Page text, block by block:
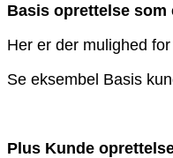
Basis oprettelse som
Her er der mulighed
Se eksembel Basis
Plus Kunde